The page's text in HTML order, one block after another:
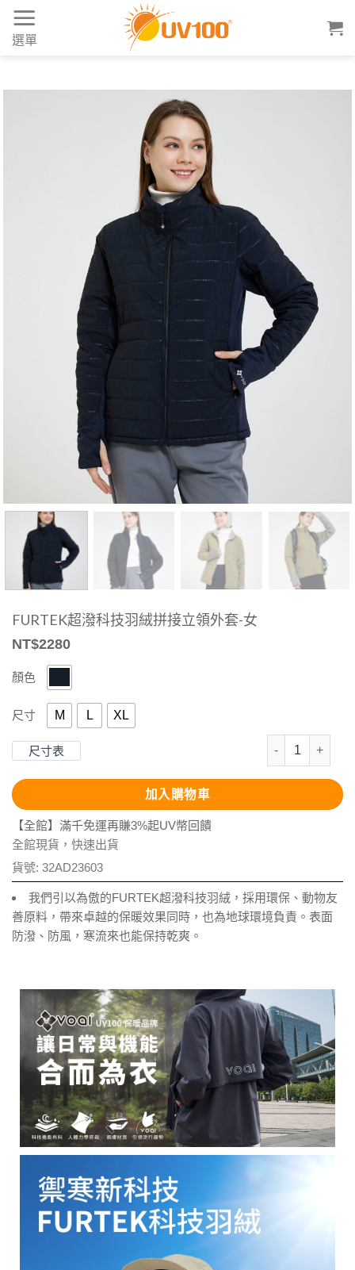
Skip
content
選單
FURTEK超潑科技羽絨拼接立領外套-女
NT$2280
顏色
尺寸 M L XL
尺寸表
FURTEK超潑
加入購物車
【全館】滿千免運再賺3%起UV幣回饋
全館現貨，快速出貨
貨號: 32AD23603
我們引以為傲的FURTEK超潑科技羽絨，採用環保、動物友
善原料，帶來卓越的保暖效果同時，也為地球環境負責。表面
防潑、防風，寒流來也能保持乾爽。